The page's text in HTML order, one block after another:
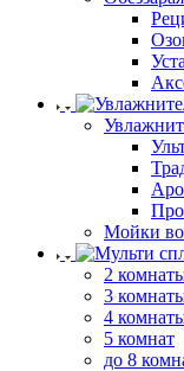
Мойки
2
3
4
5 комнат
до 8